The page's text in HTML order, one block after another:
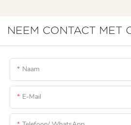
NEEM CONTACT MET
Naam
E-Mail